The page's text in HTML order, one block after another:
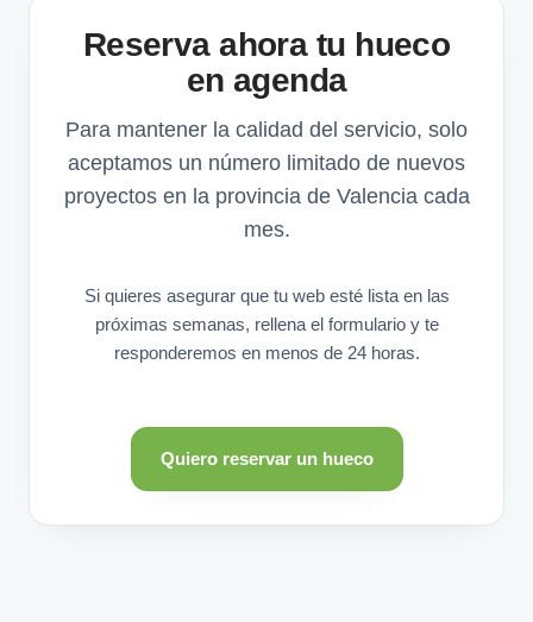
Reserva ahora tu hueco
en agenda
Para mantener la calidad del servicio, solo
aceptamos un número limitado de nuevos
proyectos en la provincia de Valencia cada
mes.
Si quieres asegurar que tu web esté lista en las
próximas semanas, rellena el formulario y te
responderemos en menos de 24 horas.
Quiero reservar un hueco